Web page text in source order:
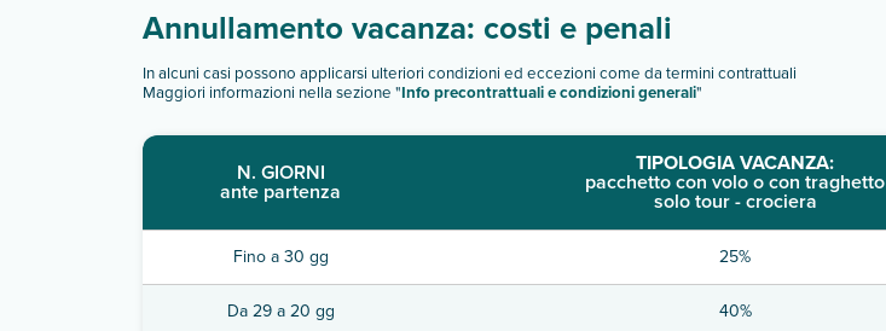
Annullamento vacanza: costi e penali
In alcuni casi possono applicarsi ulteriori condizioni ed eccezioni come da termini contrattuali
Maggiori informazioni nella sezione "Info precontrattuali e condizioni generali"
N. GIORNI
ante partenza
TIPOLOGIA VACANZA:
pacchetto con volo o con traghetto
solo tour - crociera
Fino a 30 gg 25%
Da 29 a 20 gg 40%